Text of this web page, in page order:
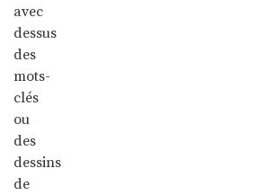
avec
dessus
des
mots-
clés
ou
des
dessins
de